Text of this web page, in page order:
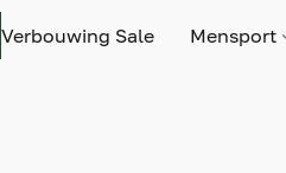
Verbouwing Sale Mensport